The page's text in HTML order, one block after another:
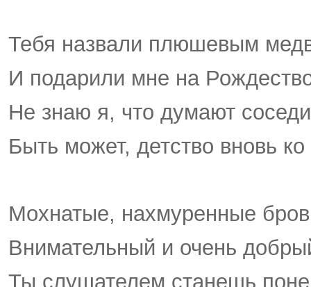
Тебя назвали плюшевым
И подарили мне на
Не знаю я, что думают
Быть может, детство вновь
Мохнатые, нахмуренные
Внимательный и очень
Ты слушателем станешь